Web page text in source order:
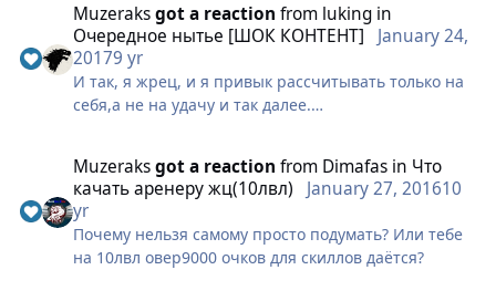
Muzeraksgot a reaction from luking in
Очередное нытье [ШОК КОНТЕНТ]
January 24,
20179 yr
И так, я жрец, и я привык рассчитывать только на
себя,а не на удачу и так далее.
заставили целовать землю после каждой встречи
практический с любым гором.
Да ладно бы хоть только горы билы, но у своих же
УХ есть то, что нет у жрецов! А чего же нет у
Muzeraksgot a reaction from Dimafas in Что
качать аренеру жц(10лвл)
January 27, 201610
yr
Почему нельзя самому просто подумать? Или тебе
на 10лвл овер9000 очков для скиллов даётся?